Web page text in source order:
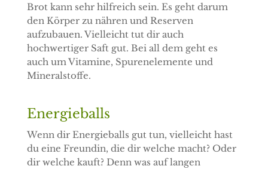
Brot kann sehr hilfreich sein. Es geht darum
den Körper zu nähren und Reserven
aufzubauen. Vielleicht tut dir auch
hochwertiger Saft gut. Bei all dem geht es
auch um Vitamine, Spurenelemente und
Mineralstoffe.
Energieballs
Wenn dir Energieballs gut tun, vielleicht hast
du eine Freundin, die dir welche macht? Oder
dir welche kauft? Denn was auf langen